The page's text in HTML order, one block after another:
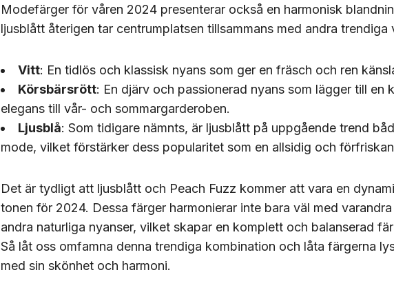
Modefärger för våren 2024 presenterar också en harmonisk
ljusblått återigen tar centrumplatsen tillsammans med andra trendiga
Vitt: En tidlös och klassisk nyans som ger en fräsch och ren
Körsbärsrött: En djärv och passionerad nyans som lägger till en
elegans till vår- och sommargarderoben.
Ljusblå: Som tidigare nämnts, är ljusblått på uppgående trend
mode, vilket förstärker dess popularitet som en allsidig och
Det är tydligt att ljusblått och Peach Fuzz kommer att vara en
tonen för 2024. Dessa färger harmonierar inte bara väl med
andra naturliga nyanser, vilket skapar en komplett och balanserad
Så låt oss omfamna denna trendiga kombination och låta färgerna
med sin skönhet och harmoni.